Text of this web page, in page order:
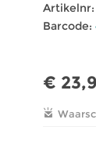
Artikelnr:
Barcode:
€